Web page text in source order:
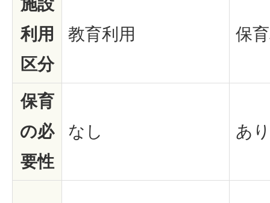
施設
利用
区分
教育利用 保
保育
の必
要性
なし あり